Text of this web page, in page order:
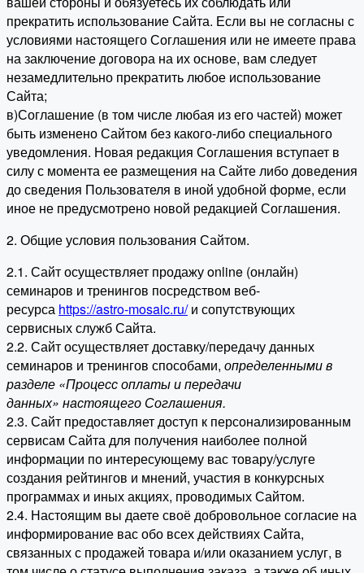
прекратить использование Сайта. Если вы не согласны с
условиями настоящего Соглашения или не имеете права
на заключение договора на их основе, вам следует
незамедлительно прекратить любое использование
Сайта;
в)Соглашение (в том числе любая из его частей) может
быть изменено Сайтом без какого-либо специального
уведомления. Новая редакция Соглашения вступает в
силу с момента ее размещения на Сайте либо доведения
до сведения Пользователя в иной удобной форме, если
иное не предусмотрено новой редакцией Соглашения.
2. Общие условия пользования Сайтом.
2.1. Сайт осуществляет продажу online (онлайн)
семинаров и тренингов посредством веб-
ресурса https://astro-mosaic.ru/и сопутствующих
сервисных служб Сайта.
2.2. Сайт осуществляет доставку/передачу данных
семинаров и тренингов способами, определенными в
разделе «Процесс оплаты и передачи
данных» настоящего Соглашения.
2.3. Сайт предоставляет доступ к персонализированным
сервисам Сайта для получения наиболее полной
информации по интересующему вас товару/услуге
создания рейтингов и мнений, участия в конкурсных
программах и иных акциях, проводимых Сайтом.
2.4. Настоящим вы даете своё добровольное согласие на
информирование вас обо всех действиях Сайта,
связанных с продажей товара и/или оказанием услуг, в